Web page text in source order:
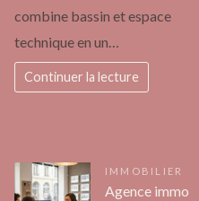
combine bassin et espace
technique en un…
Continuer la lecture
IMMOBILIER
Agence immo